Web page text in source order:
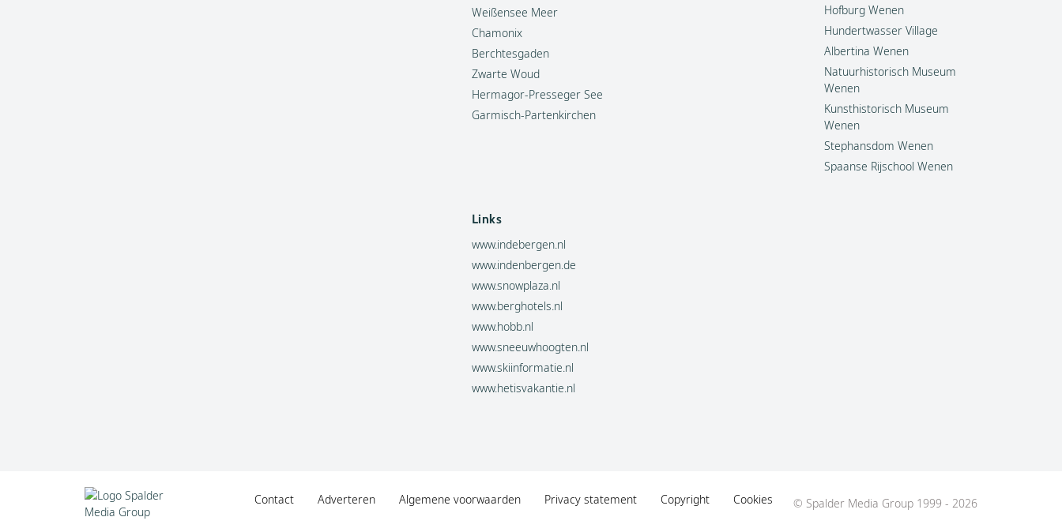
Weißensee Meer
Chamonix
Berchtesgaden
Zwarte Woud
Hermagor-Presseger See
Garmisch-Partenkirchen
Hofburg Wenen
Hundertwasser Village
Albertina Wenen
Natuurhistorisch Museum
Wenen
Kunsthistorisch Museum
Wenen
Stephansdom Wenen
Spaanse Rijschool Wenen
Links
www.indebergen.nl
www.indenbergen.de
www.snowplaza.nl
www.berghotels.nl
www.hobb.nl
www.sneeuwhoogten.nl
www.skiinformatie.nl
www.hetisvakantie.nl
Contact Adverteren Algemene voorwaarden Privacy statement Copyright Cookies © Spalder Media Group 1999 - 2026